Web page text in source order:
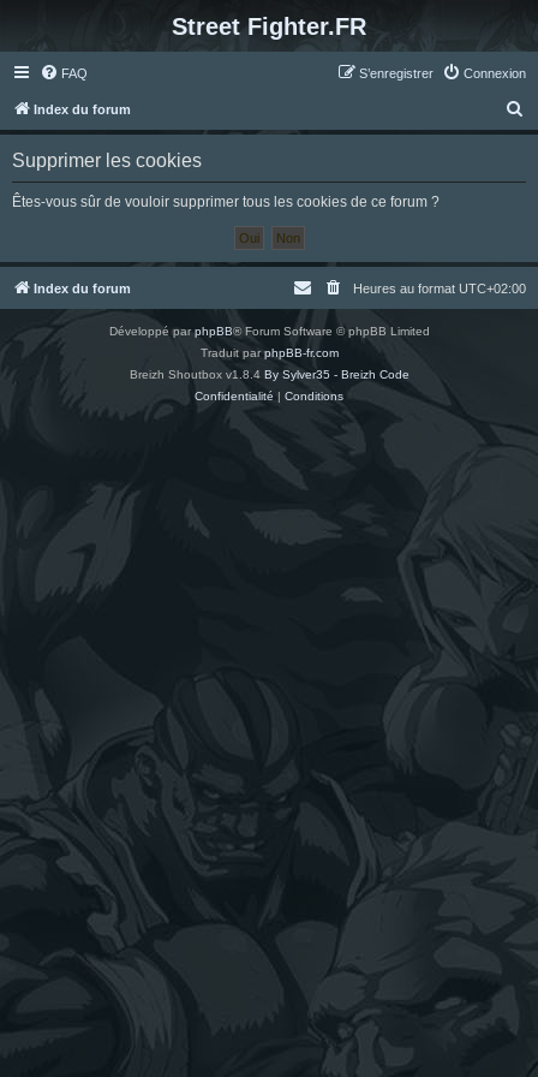
Street Fighter.FR
FAQ Connexion
S’enregistrer
Index du forum
e
h
Supprimer les cookies
Êtes-vous sûr de vouloir supprimer tous les cookies de ce forum ?
Index du forum Heures au format UTC+02:00
Développé parphpBB® Forum Software © phpBB Limited
Traduit parphpBB-fr.com
Breizh Shoutbox v1.8.4 By Sylver35 - Breizh Code
Confidentialité | Conditions